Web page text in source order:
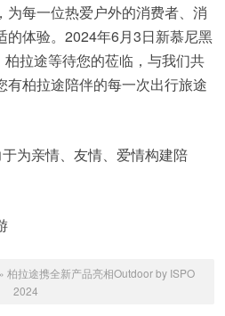
为每一位热爱户外的消费者、消
的体验。2024年6月3日新慕尼黑
拉途等待您的莅临，与我们共
有柏拉途陪伴的每一次出行旅途
为亲情、友情、爱情构建陪
» 柏拉途携全新产品亮相Outdoor by ISPO
2024